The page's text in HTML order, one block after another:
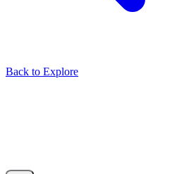
Back to Explore